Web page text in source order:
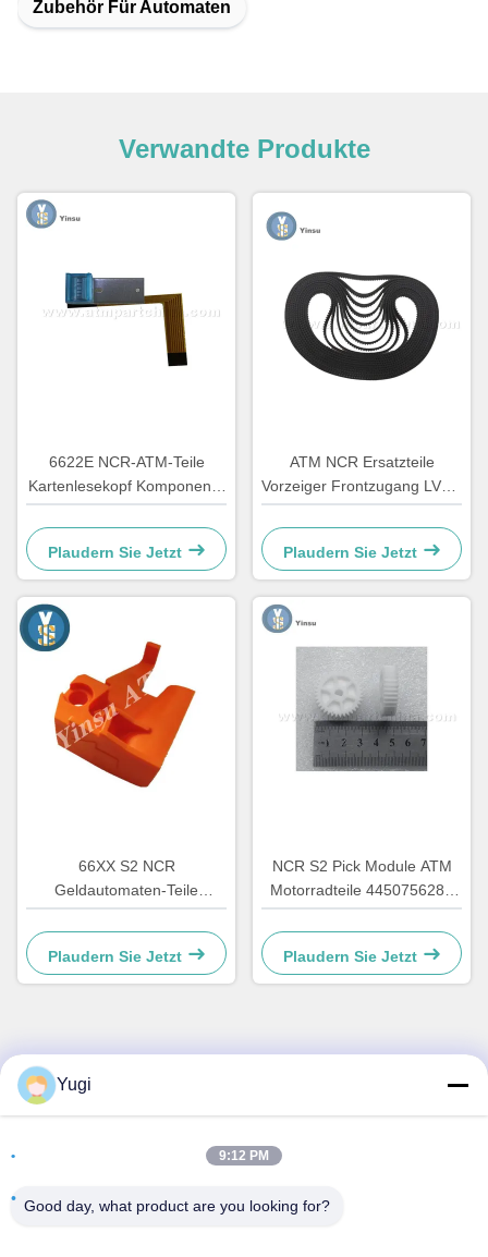
Zubehör Für Automaten
Verwandte Produkte
6622E NCR-ATM-Teile
Kartenlesekopf Komponente
Neugestaltung
Plaudern Sie Jetzt
ATM NCR Ersatzteile
Vorzeiger Frontzugang LVDT
Gurt 4450544331
Plaudern Sie Jetzt
66XX S2 NCR
Geldautomaten-Teile
Automatikkassiersystem
Hardware Kunststoff C
Rückziehverschluss
4450759179
Plaudern Sie Jetzt
NCR S2 Pick Module ATM
Motorradteile 4450756286
OEM
Plaudern Sie Jetzt
Schneller Kontakt
Zimmer 502, Gebäude 5, Immobilienpark Qide, Nr. 2-1,
Stadt Beijiao, Foshan, Guangdong, China
Yugi
9:12 PM
Good day, what product are you looking for?